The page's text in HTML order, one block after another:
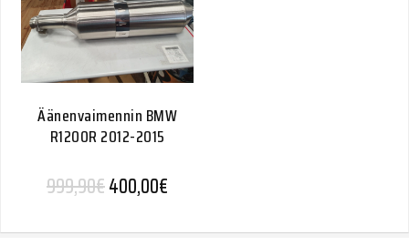
Äänenvaimennin BMW
R1200R 2012-2015
999,90€Alkuperäinen hinta oli: 999,90€.
400,00€